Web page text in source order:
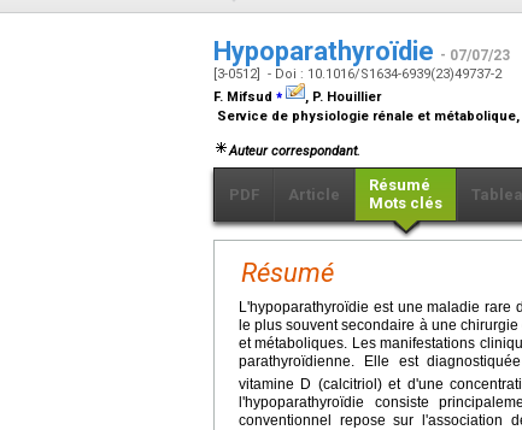
Hypoparathyroïdie - 07/07/23
[3-0512] - Doi : 10.1016/S1634-6939(23)49737-2
F. Mifsud ⁎
, P. Houillier
Service de physiologie rénale et
Auteur correspondant.
PDF Article
Résumé
Mots clés
Résumé
L'hypoparathyroïdie est une maladie rare
le plus souvent secondaire à une
et métaboliques. Les manifestations
parathyroïdienne. Elle est
vitamine D (calcitriol) et d'une
l'hypoparathyroïdie consiste
conventionnel repose sur l'association